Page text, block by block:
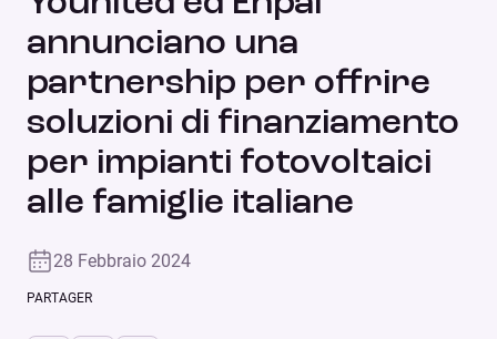
annunciano una
partnership per offrire
soluzioni di finanziamento
per impianti fotovoltaici
alle famiglie italiane
28 Febbraio 2024
PARTAGER